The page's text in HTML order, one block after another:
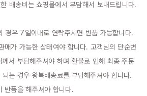
배송비는 쇼핑몰에서 부담해서 보내드립니다.
경우 7일이내로 연락주시면 반품 가능합니다.
매가 가능한 상태여야 합니다. 고객님의 단순변
서 부담해주셔야 하며 환불로 인해 최종 주문
는 경우 왕복배송료를 부담해주셔야 합니다.
반품을 해주셔야 합니다.